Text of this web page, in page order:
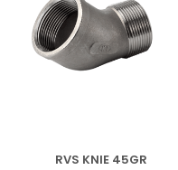
RVS KNIE 45GR